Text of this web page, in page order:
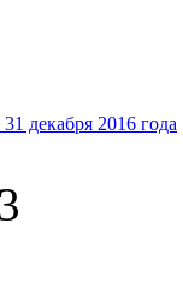
декабря 2016 года